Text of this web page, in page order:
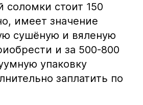
стоит 150
имеет значение
сушёную и вяленую
и за 500-800
упаковку
заплатить по